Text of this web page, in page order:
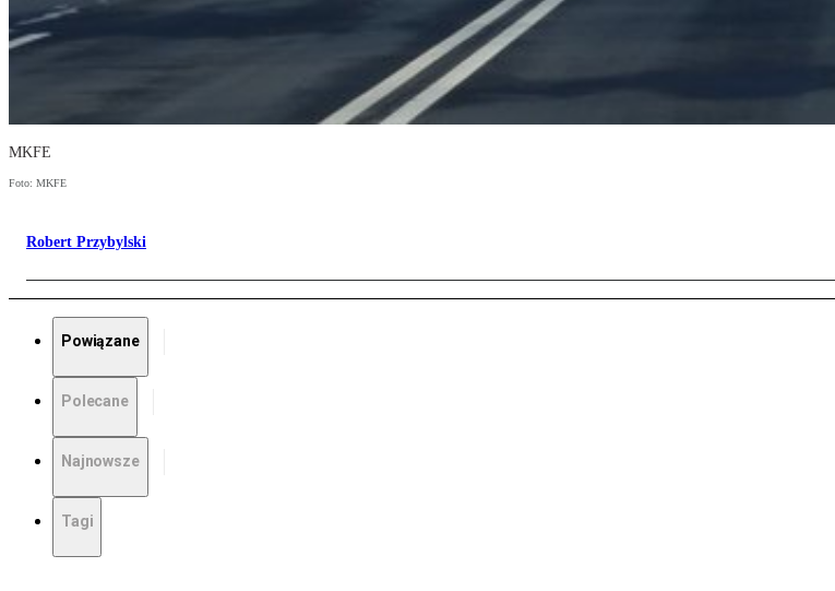
MKFE
Foto: MKFE
Robert Przybylski
Powiązane
Polecane
Najnowsze
Tagi